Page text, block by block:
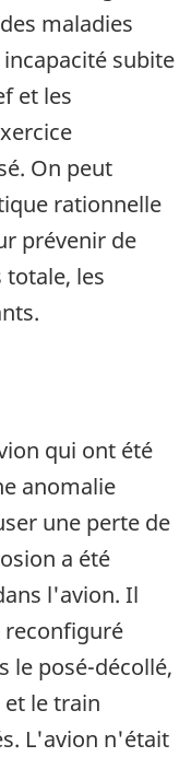
maladies
subite
et les
On peut
rationnelle
prévenir de
les
qui ont été
anomalie
une perte de
a été
l'avion. Il
reconfiguré
le posé-décollé,
le train
L'avion n'était